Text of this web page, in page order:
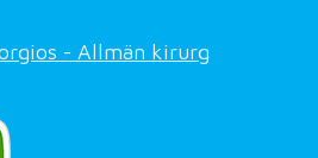
- Allmän kirurg